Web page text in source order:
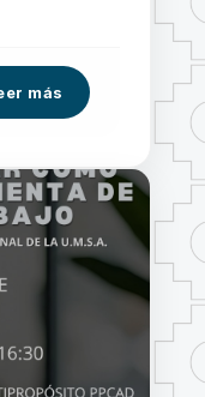
más